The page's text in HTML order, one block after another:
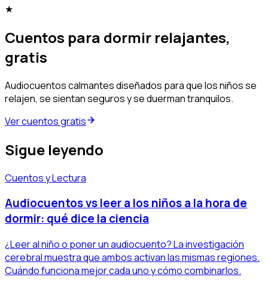
★
Cuentos para dormir relajantes,
gratis
Audiocuentos calmantes diseñados para que los niños se
relajen, se sientan seguros y se duerman tranquilos.
Ver cuentos gratis
Sigue leyendo
Cuentos y Lectura
Audiocuentos vs leer a los niños a la hora de
dormir: qué dice la ciencia
¿Leer al niño o poner un audiocuento? La investigación
cerebral muestra que ambos activan las mismas regiones.
Cuándo funciona mejor cada uno y cómo combinarlos.